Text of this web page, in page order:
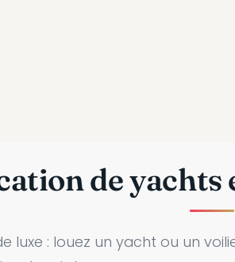
de
luxe : louez un yacht ou un